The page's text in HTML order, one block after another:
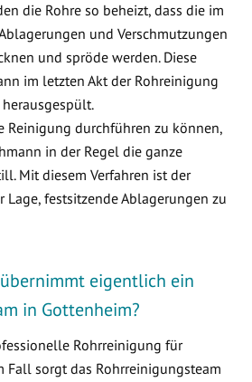
die Rohre so beheizt, dass die im
und Verschmutzungen
und spröde werden. Diese
im letzten Akt der Rohreinigung
Reinigung durchführen zu können,
in der Regel die ganze
Mit diesem Verfahren ist der
Lage, festsitzende Ablagerungen zu
eigentlich ein
in Gottenheim?
Rohrreinigung für
Fall sorgt das Rohrreinigungsteam